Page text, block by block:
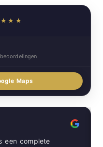
Maps
een complete